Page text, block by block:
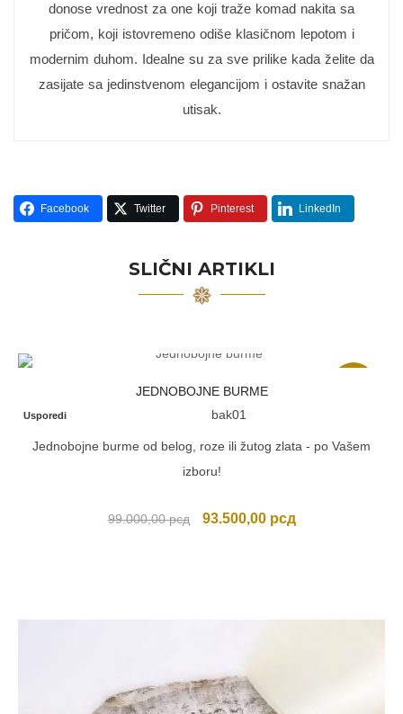
donose vrednost za one koji traže komad nakita sa
pričom, koji istovremeno odiše klasičnom lepotom i
modernim duhom. Idealne su za sve prilike kada želite da
zasijate sa jedinstvenom elegancijom i ostavite snažan
utisak.
Facebook Twitter Pinterest LinkedIn
SLIČNI ARTIKLI
JEDNOBOJNE BURME
Usporedi bak01
Jednobojne burme od belog, roze ili žutog zlata - po Vašem
izboru!
99.000,00рсд
Originalna
93.500,00 рсдTrenutna